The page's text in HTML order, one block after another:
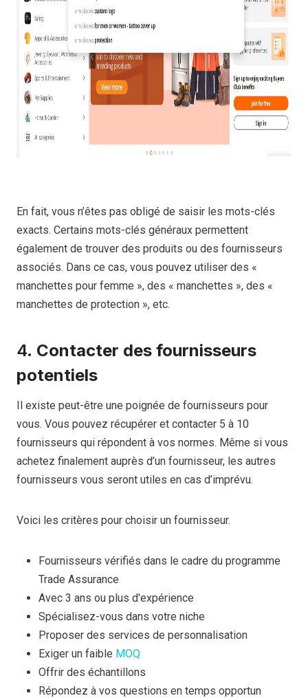
En fait, vous n’êtes pas obligé de saisir les mots-clés
exacts. Certains mots-clés généraux permettent
également de trouver des produits ou des fournisseurs
associés. Dans ce cas, vous pouvez utiliser des «
manchettes pour femme », des « manchettes », des «
manchettes de protection », etc.
4. Contacter des fournisseurs
potentiels
Il existe peut-être une poignée de fournisseurs pour
vous. Vous pouvez récupérer et contacter 5 à 10
fournisseurs qui répondent à vos normes. Même si vous
achetez finalement auprès d’un fournisseur, les autres
fournisseurs vous seront utiles en cas d’imprévu.
Voici les critères pour choisir un fournisseur.
Fournisseurs vérifiés dans le cadre du programme
Trade Assurance
Avec 3 ans ou plus d'expérience
Spécialisez-vous dans votre niche
Proposer des services de personnalisation
Exiger un faible MOQ
Offrir des échantillons
Répondez à vos questions en temps opportun